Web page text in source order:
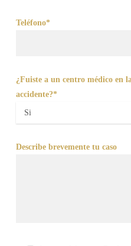
Teléfono*
¿Fuiste a un centro médico en
accidente?*
Describe brevemente tu caso